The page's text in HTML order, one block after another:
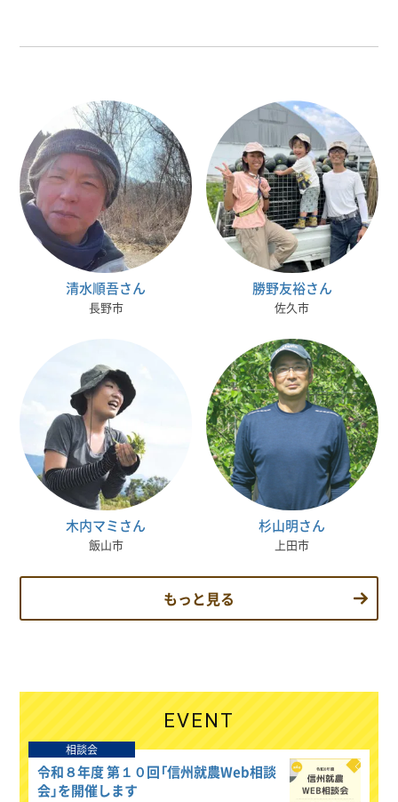
清水順吾さん
長野市
勝野友裕さん
佐久市
木内マミさん
飯山市
杉山明さん
上田市
もっと見る
EVENT
相談会
令和８年度 第１０回「信州就農Web相談
会」を開催します